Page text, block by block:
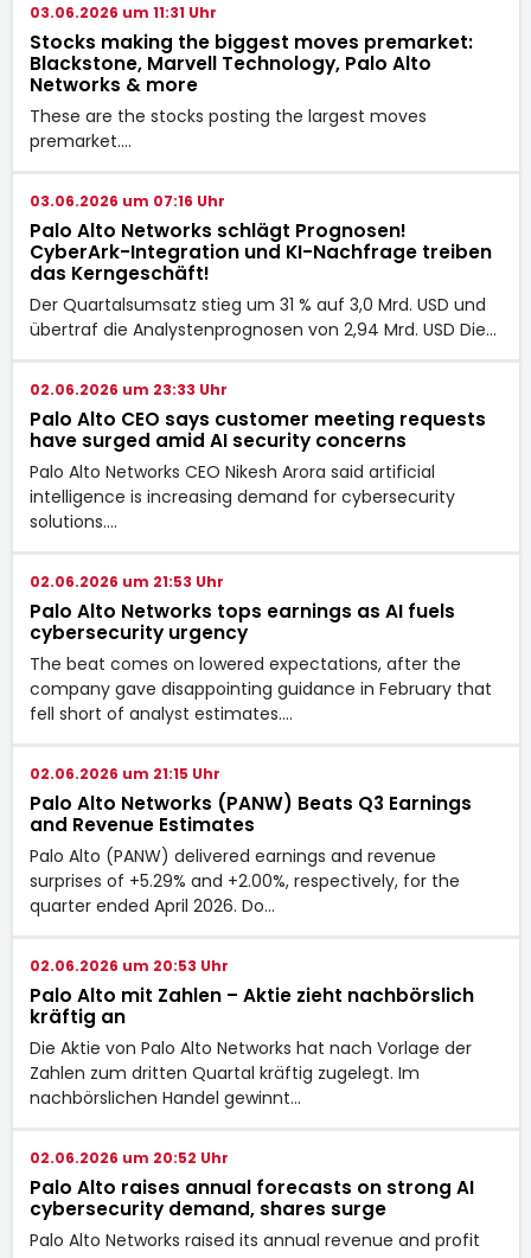
03.06.2026 um 11:31 Uhr
Stocks making the biggest moves premarket:
Blackstone, Marvell Technology, Palo Alto
Networks & more
These are the stocks posting the largest moves
premarket.…
03.06.2026 um 07:16 Uhr
Palo Alto Networks schlägt Prognosen!
CyberArk-Integration und KI-Nachfrage treiben
das Kerngeschäft!
Der Quartalsumsatz stieg um 31 % auf 3,0 Mrd. USD und
übertraf die Analystenprognosen von 2,94 Mrd. USD Die…
02.06.2026 um 23:33 Uhr
Palo Alto CEO says customer meeting requests
have surged amid AI security concerns
Palo Alto Networks CEO Nikesh Arora said artificial
intelligence is increasing demand for cybersecurity
solutions.…
02.06.2026 um 21:53 Uhr
Palo Alto Networks tops earnings as AI fuels
cybersecurity urgency
The beat comes on lowered expectations, after the
company gave disappointing guidance in February that
fell short of analyst estimates.…
02.06.2026 um 21:15 Uhr
Palo Alto Networks (PANW) Beats Q3 Earnings
and Revenue Estimates
Palo Alto (PANW) delivered earnings and revenue
surprises of +5.29% and +2.00%, respectively, for the
quarter ended April 2026. Do…
02.06.2026 um 20:53 Uhr
Palo Alto mit Zahlen – Aktie zieht nachbörslich
kräftig an
Die Aktie von Palo Alto Networks hat nach Vorlage der
Zahlen zum dritten Quartal kräftig zugelegt. Im
nachbörslichen Handel gewinnt…
02.06.2026 um 20:52 Uhr
Palo Alto raises annual forecasts on strong AI
cybersecurity demand, shares surge
Palo Alto Networks raised its annual revenue and profit